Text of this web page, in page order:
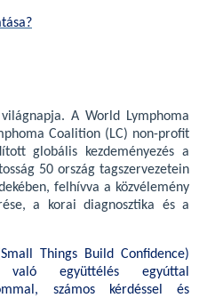
A World Lymphoma
Coalition (LC) non-profit
globális kezdeményezés a
50 ország tagszervezetein
felhívva a közvélemény
a korai diagnosztika és a
Things Build Confidence)
együttélés egyúttal
számos kérdéssel és